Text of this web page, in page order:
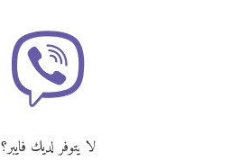
لا يتوفر لديك فايبر؟